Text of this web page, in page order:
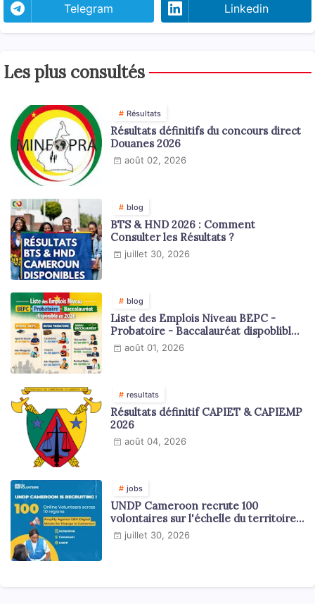
Telegram Linkedin
Les plus consultés
Résultats
Résultats définitifs du concours direct
Douanes 2026
août 02, 2026
blog
BTS & HND 2026 : Comment
Consulter les Résultats ?
juillet 30, 2026
blog
Liste des Emplois Niveau BEPC -
Probatoire - Baccalauréat dispoblible
en 2026
août 01, 2026
resultats
Résultats définitif CAPIET & CAPIEMP
2026
août 04, 2026
jobs
UNDP Cameroon recrute 100
volontaires sur l'échelle du territoire
national
juillet 30, 2026